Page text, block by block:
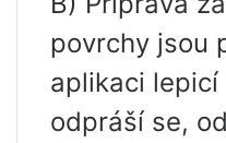
povrchy jsou
aplikaci lepicí
odpráší se,